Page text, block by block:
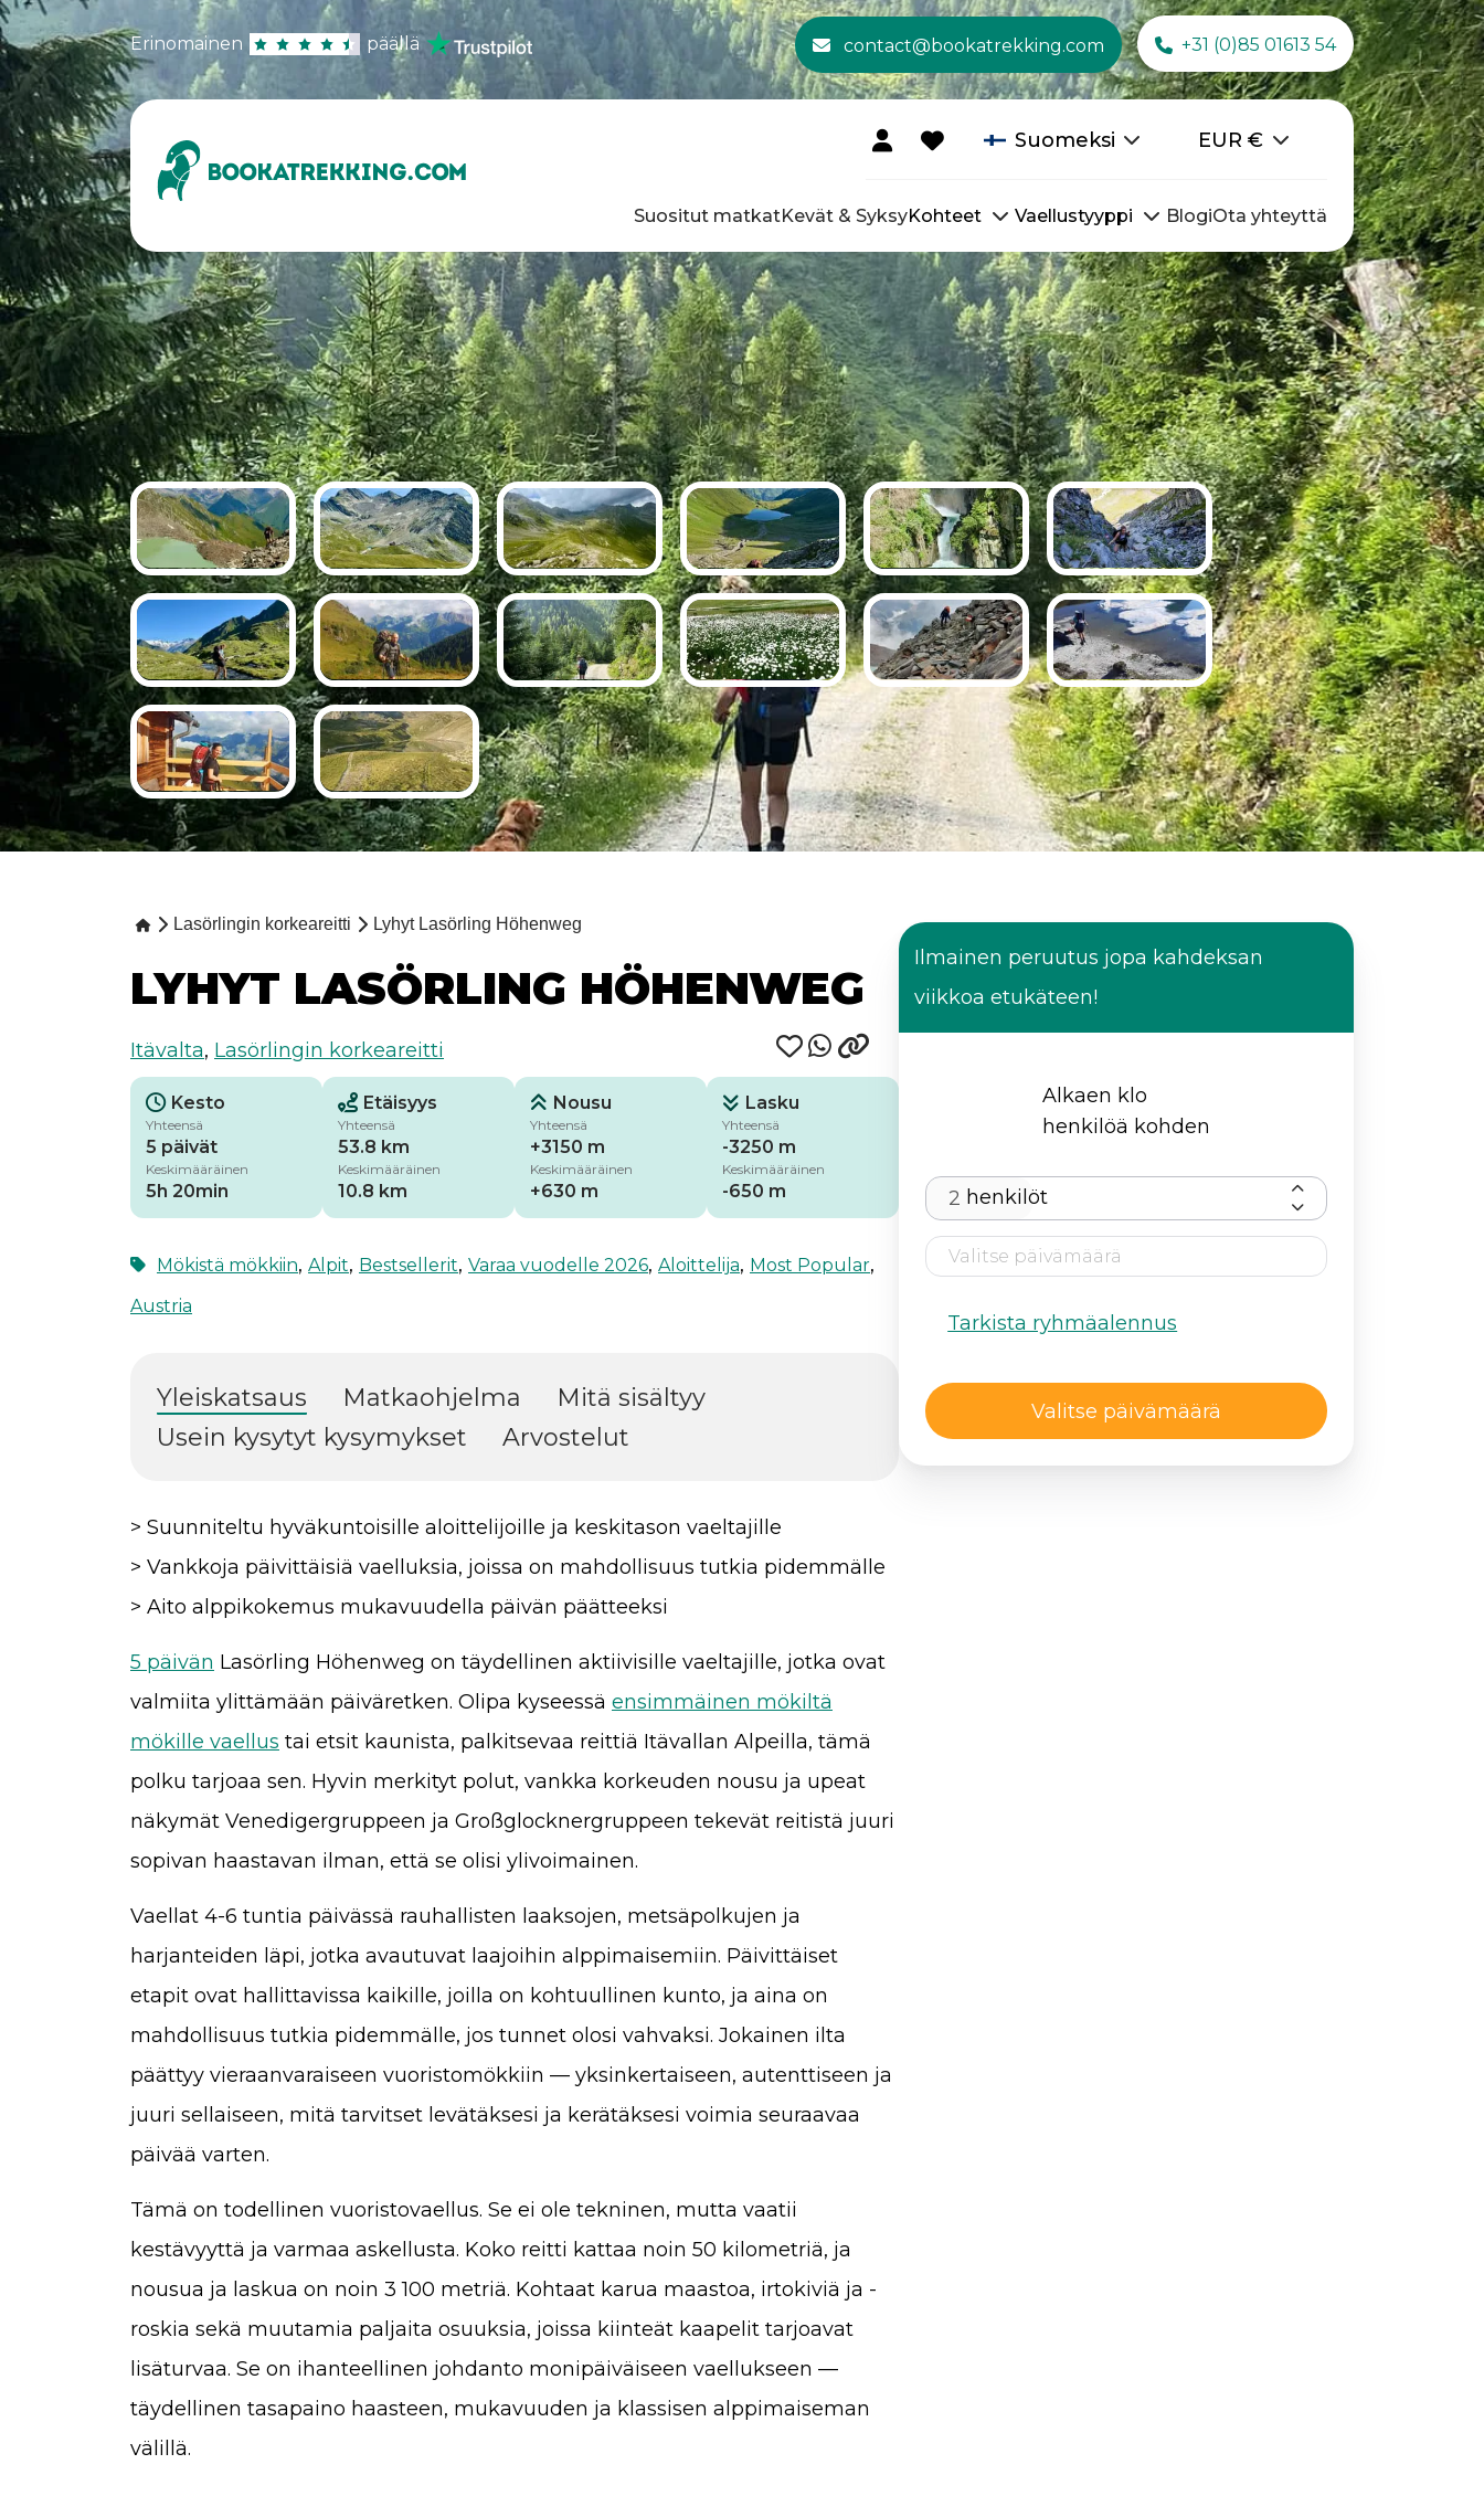
Erinomainen päällä contact@bookatrekking.com +31 (0)85 01613 54
Suomeksi EUR €
Suositut matkatKevät & SyksyKohteet Vaellustyyppi BlogiOta yhteyttä
Lasörlingin korkeareitti Lyhyt Lasörling Höhenweg
LYHYT LASÖRLING HÖHENWEG
Itävalta, Lasörlingin korkeareitti
Kesto
Yhteensä
5 päivät
Keskimääräinen
5h 20min
Etäisyys
Yhteensä
53.8 km
Keskimääräinen
10.8 km
Nousu
Yhteensä
+3150 m
Keskimääräinen
+630 m
Lasku
Yhteensä
-3250 m
Keskimääräinen
-650 m
Mökistä mökkiin, Alpit, Bestsellerit, Varaa vuodelle 2026, Aloittelija, Most Popular,
Austria
Yleiskatsaus Matkaohjelma
Mitä sisältyy
Usein kysytyt kysymykset
Arvostelut
> Suunniteltu hyväkuntoisille aloittelijoille ja keskitason vaeltajille
> Vankkoja päivittäisiä vaelluksia, joissa on mahdollisuus tutkia pidemmälle
> Aito alppikokemus mukavuudella päivän päätteeksi
5 päivän Lasörling Höhenweg on täydellinen aktiivisille vaeltajille, jotka ovat
valmiita ylittämään päiväretken. Olipa kyseessä ensimmäinen mökiltä
mökille vaellus tai etsit kaunista, palkitsevaa reittiä Itävallan Alpeilla, tämä
polku tarjoaa sen. Hyvin merkityt polut, vankka korkeuden nousu ja upeat
näkymät Venedigergruppeen ja Großglocknergruppeen tekevät reitistä juuri
sopivan haastavan ilman, että se olisi ylivoimainen.
Vaellat 4-6 tuntia päivässä rauhallisten laaksojen, metsäpolkujen ja
harjanteiden läpi, jotka avautuvat laajoihin alppimaisemiin. Päivittäiset
etapit ovat hallittavissa kaikille, joilla on kohtuullinen kunto, ja aina on
mahdollisuus tutkia pidemmälle, jos tunnet olosi vahvaksi. Jokainen ilta
päättyy vieraanvaraiseen vuoristomökkiin — yksinkertaiseen, autenttiseen ja
juuri sellaiseen, mitä tarvitset levätäksesi ja kerätäksesi voimia seuraavaa
päivää varten.
Tämä on todellinen vuoristovaellus. Se ei ole tekninen, mutta vaatii
kestävyyttä ja varmaa askellusta. Koko reitti kattaa noin 50 kilometriä, ja
nousua ja laskua on noin 3 100 metriä. Kohtaat karua maastoa, irtokiviä ja -
roskia sekä muutamia paljaita osuuksia, joissa kiinteät kaapelit tarjoavat
lisäturvaa. Se on ihanteellinen johdanto monipäiväiseen vaellukseen —
täydellinen tasapaino haasteen, mukavuuden ja klassisen alppimaiseman
välillä.
Ilmainen peruutus jopa kahdeksan
viikkoa etukäteen!
Alkaen klo
henkilöä kohden
henkilöt
Tarkista ryhmäalennus
Valitse päivämäärä